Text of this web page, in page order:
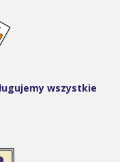
wszystkie